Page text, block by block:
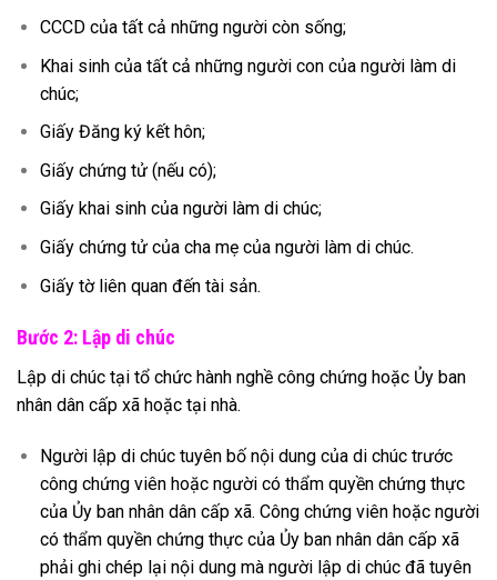
CCCD của tất cả những người còn sống;
Khai sinh của tất cả những người con của người làm di
chúc;
Giấy Đăng ký kết hôn;
Giấy chứng tử (nếu có);
Giấy khai sinh của người làm di chúc;
Giấy chứng tử của cha mẹ của người làm di chúc.
Giấy tờ liên quan đến tài sản.
Bước 2: Lập di chúc
Lập di chúc tại tổ chức hành nghề công chứng hoặc Ủy ban
nhân dân cấp xã hoặc tại nhà.
Người lập di chúc tuyên bố nội dung của di chúc trước
công chứng viên hoặc người có thẩm quyền chứng thực
của Ủy ban nhân dân cấp xã. Công chứng viên hoặc người
có thẩm quyền chứng thực của Ủy ban nhân dân cấp xã
phải ghi chép lại nội dung mà người lập di chúc đã tuyên